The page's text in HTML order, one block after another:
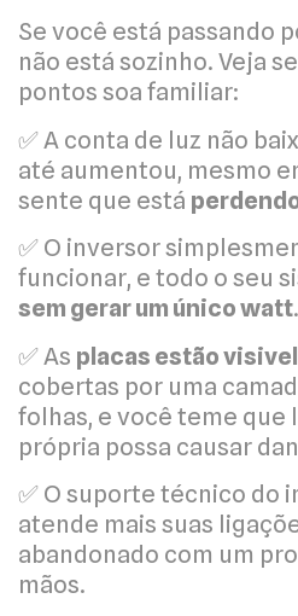
Se você está passando
não está sozinho. Veja
pontos soa familiar:
✅ A conta de luz não
até aumentou, mesmo
sente que está
✅ O inversor
funcionar, e todo o seu
sem gerar um único watt.
✅ As placas estão
cobertas por uma
folhas, e você teme que
própria possa causar
✅ O suporte técnico do
atende mais suas
abandonado com um
mãos.